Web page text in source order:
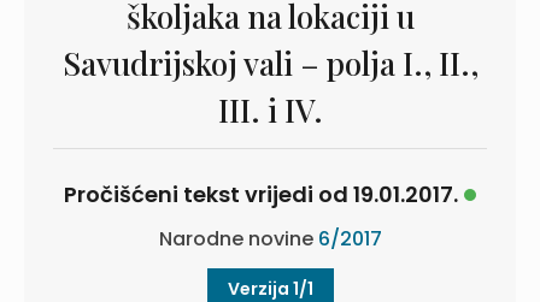
školjaka na lokaciji u
Savudrijskoj vali – polja I., II.,
III. i IV.
Pročišćeni tekst vrijedi od 19.01.2017.
Narodne novine 6/2017
Verzija 1/1